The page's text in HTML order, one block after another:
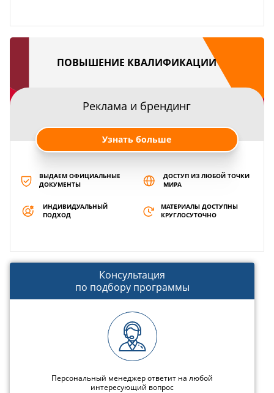
ПОВЫШЕНИЕ КВАЛИФИКАЦИИ
Реклама и брендинг
Узнать больше
ВЫДАЕМ ОФИЦИАЛЬНЫЕ
ДОКУМЕНТЫ
ДОСТУП ИЗ ЛЮБОЙ ТОЧКИ
МИРА
ИНДИВИДУАЛЬНЫЙ
ПОДХОД
МАТЕРИАЛЫ ДОСТУПНЫ
КРУГЛОСУТОЧНО
Консультация
по подбору программы
Персональный менеджер ответит на любой
интересующий вопрос